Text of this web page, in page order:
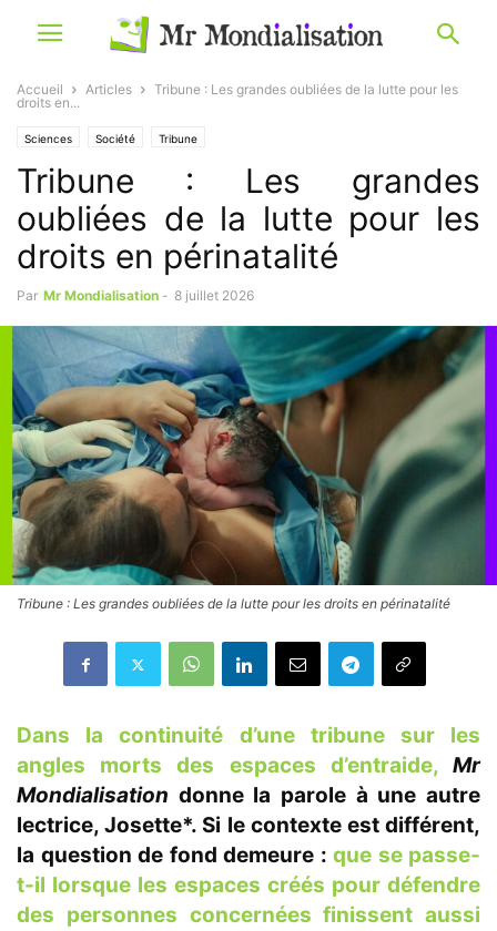
Accueil Articles
Tribune : Les grandes oubliées de la lutte pour les
droits en...
Sciences Société Tribune
Tribune : Les grandes
oubliées de la lutte pour les
droits en périnatalité
Par Mr Mondialisation - 8 juillet 2026
Tribune : Les grandes oubliées de la lutte pour les droits en périnatalité
Dans la continuité d’une tribune sur les
angles morts des espaces d’entraide, Mr
Mondialisation donne la parole à une autre
lectrice, Josette*. Si le contexte est différent,
la question de fond demeure : que se passe-
t-il lorsque les espaces créés pour défendre
des personnes concernées finissent aussi